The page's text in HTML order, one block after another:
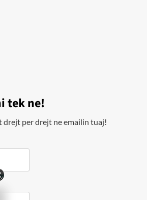
tek ne!
drejt per drejt ne emailin tuaj!